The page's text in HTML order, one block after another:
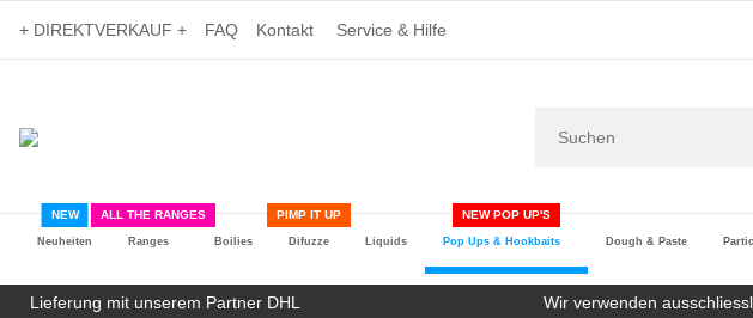
+ DIREKTVERKAUF + FAQ Kontakt Service & Hilfe
Neuheiten
NEW
Ranges
ALL THE RANGES
Boilies Difuzze
PIMP IT UP
Liquids Pop Ups & Hookbaits
NEW POP UP'S
Dough & Paste
Lieferung mit unserem Partner DHL Wir verwenden